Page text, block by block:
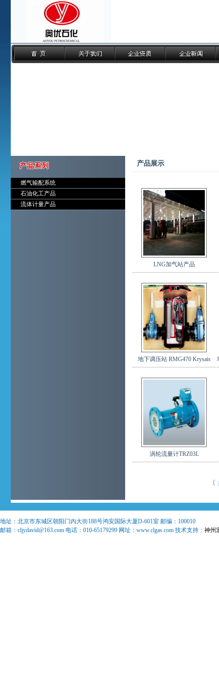
燃气输配系统
石油化工产品
流体计量产品
产品展示
LNG加气站产品
地下调压站 RMG470 Krysais
涡轮流量计TRZ03L
地址： 北京市东城区朝阳门内大街188号鸿安国际大厦D-601室 邮编： 100010
邮箱： cljydavid@163.com 电话： 010-65179299 网址：www.clgas.com 技术支持： 神州